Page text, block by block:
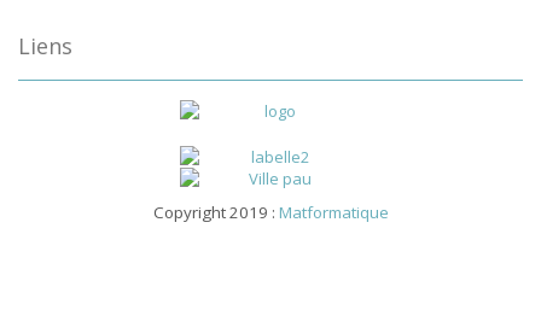
Liens
Copyright 2019 : Matformatique